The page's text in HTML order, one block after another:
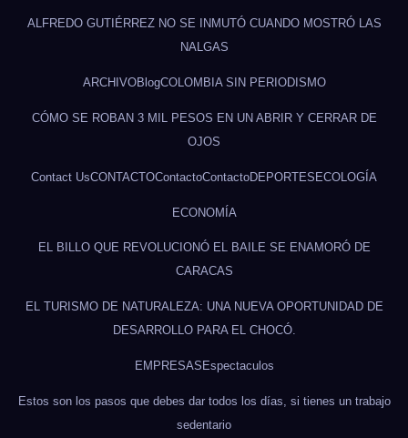
ALFREDO GUTIÉRREZ NO SE INMUTÓ CUANDO MOSTRÓ LAS
NALGAS
ARCHIVOBlogCOLOMBIA SIN PERIODISMO
CÓMO SE ROBAN 3 MIL PESOS EN UN ABRIR Y CERRAR DE
OJOS
Contact UsCONTACTOContactoContactoDEPORTESECOLOGÍA
ECONOMÍA
EL BILLO QUE REVOLUCIONÓ EL BAILE SE ENAMORÓ DE
CARACAS
EL TURISMO DE NATURALEZA: UNA NUEVA OPORTUNIDAD DE
DESARROLLO PARA EL CHOCÓ.
EMPRESASEspectaculos
Estos son los pasos que debes dar todos los días, si tienes un trabajo
sedentario